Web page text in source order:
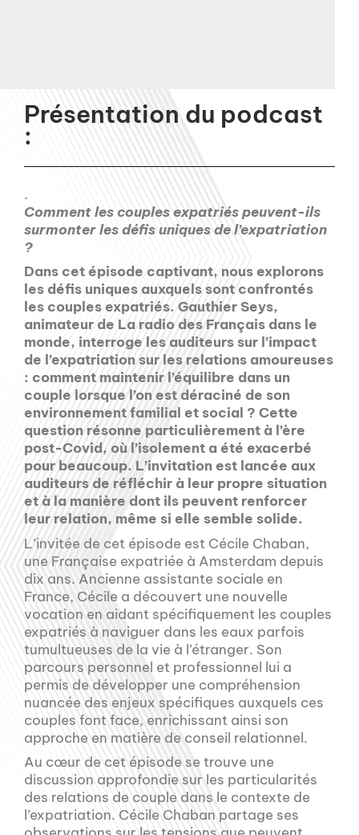
Présentation du podcast
:
.
Comment les couples expatriés peuvent-ils
surmonter les défis uniques de l’expatriation
?
Dans cet épisode captivant, nous explorons
les défis uniques auxquels sont confrontés
les couples expatriés. Gauthier Seys,
animateur de La radio des Français dans le
monde, interroge les auditeurs sur l’impact
de l’expatriation sur les relations amoureuses
: comment maintenir l’équilibre dans un
couple lorsque l’on est déraciné de son
environnement familial et social ? Cette
question résonne particulièrement à l’ère
post-Covid, où l’isolement a été exacerbé
pour beaucoup. L’invitation est lancée aux
auditeurs de réfléchir à leur propre situation
et à la manière dont ils peuvent renforcer
leur relation, même si elle semble solide.
L’invitée de cet épisode est Cécile Chaban,
une Française expatriée à Amsterdam depuis
dix ans. Ancienne assistante sociale en
France, Cécile a découvert une nouvelle
vocation en aidant spécifiquement les couples
expatriés à naviguer dans les eaux parfois
tumultueuses de la vie à l’étranger. Son
parcours personnel et professionnel lui a
permis de développer une compréhension
nuancée des enjeux spécifiques auxquels ces
couples font face, enrichissant ainsi son
approche en matière de conseil relationnel.
Au cœur de cet épisode se trouve une
discussion approfondie sur les particularités
des relations de couple dans le contexte de
l’expatriation. Cécile Chaban partage ses